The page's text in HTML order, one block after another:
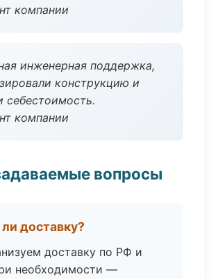
компании
инженерная поддержка,
конструкцию и
себестоимость.
компании
вопросы
доставку?
доставку по РФ и
необходимости —